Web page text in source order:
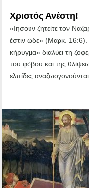
Χριστός Ανέστη!
«Ιησούν ζητείτε τον
έστιν ώδε» (Μαρκ. 16:6).
κήρυγμα» διαλύει τη
του φόβου και της
ελπίδες